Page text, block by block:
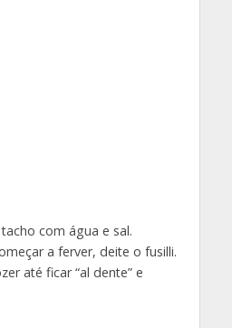
com água e sal.
a ferver, deite o fusilli.
até ficar “al dente” e